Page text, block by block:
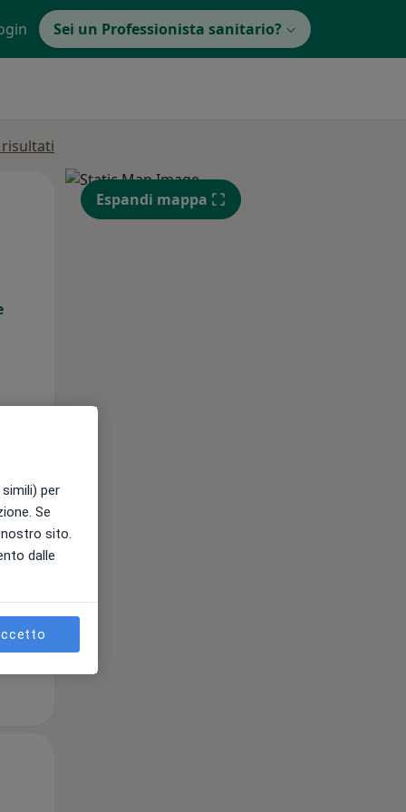
Sei un Professionista sanitario?
Gio, Ven,
14 Ago
12 Ago
Espandi mappa
per
Se
sito.
dalle